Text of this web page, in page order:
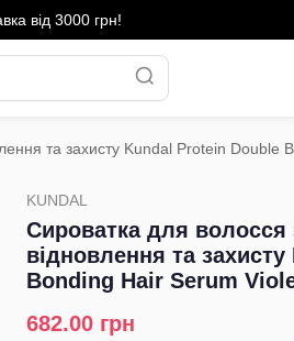
від 3000 грн!
та захисту Kundal Protein
KUNDAL
Сироватка для волосся
відновлення та
Bonding Hair Serum
682.00 грн